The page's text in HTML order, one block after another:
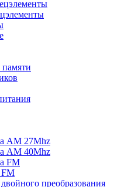
памяти
AM 27Mhz
AM 40Mhz
FM
преобразования